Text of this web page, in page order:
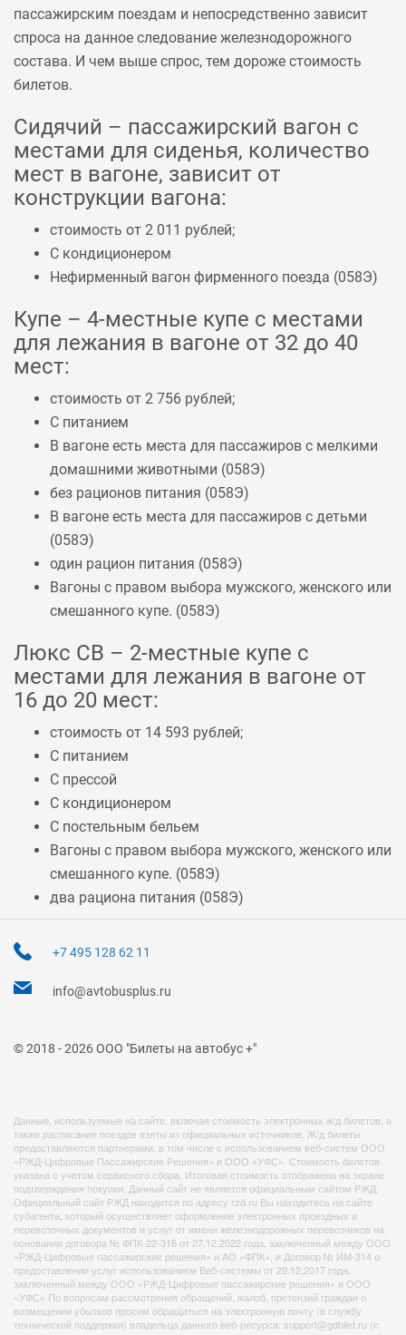
пассажирским поездам и непосредственно зависит
спроса на данное следование железнодорожного
состава. И чем выше спрос, тем дороже стоимость
билетов.
Сидячий – пассажирский вагон с
местами для сиденья, количество
мест в вагоне, зависит от
конструкции вагона:
стоимость от 2 011 рублей;
С кондиционером
Нефирменный вагон фирменного поезда (058Э)
Купе – 4-местные купе с местами
для лежания в вагоне от 32 до 40
мест:
стоимость от 2 756 рублей;
С питанием
В вагоне есть места для пассажиров с мелкими
домашними животными (058Э)
без рационов питания (058Э)
В вагоне есть места для пассажиров с детьми
(058Э)
один рацион питания (058Э)
Вагоны с правом выбора мужского, женского или
смешанного купе. (058Э)
Люкс СВ – 2-местные купе с
местами для лежания в вагоне от
16 до 20 мест:
стоимость от 14 593 рублей;
С питанием
С прессой
С кондиционером
С постельным бельем
Вагоны с правом выбора мужского, женского или
смешанного купе. (058Э)
два рациона питания (058Э)
+7 495 128 62 11
info@avtobusplus.ru
© 2018 - 2026 ООО "Билеты на автобус +"
Данные, используемые на сайте, включая стоимость электронных ж/д билетов, а
также расписание поездов взяты из официальных источников. Ж/д билеты
предоставляются партнерами, в том числе с использованием веб-систем ООО
«РЖД-Цифровые Пассажирские Решения» и ООО «УФС». Стоимость билетов
указана с учетом сервисного сбора. Итоговая стоимость отображена на экране
подтверждения покупки. Данный сайт не является официальным сайтом РЖД.
Официальный сайт РЖД находится по адресу rzd.ru Вы находитесь на сайте
субагента, который осуществляет оформление электронных проездных и
перевозочных документов и услуг от имени железнодорожных перевозчиков на
основании договора № ФПК-22-316 от 27.12.2022 года, заключенный между ООО
«РЖД-Цифровые пассажирские решения» и АО «ФПК», и Договор № ИМ-314 о
предоставлении услуг использованием Веб-системы от 29.12.2017 года,
заключенный между ООО «РЖД-Цифровые пассажирские решения» и ООО
«УФС» По вопросам рассмотрения обращений, жалоб, претензий граждан о
возмещении убытков просим обращаться на электронную почту (в службу
технической поддержки) владельца данного веб-ресурса: support@gdbilet.ru (с